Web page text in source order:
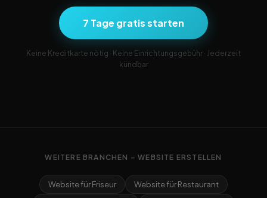
7 Tage gratis starten
Keine Kreditkarte nötig · Keine Einrichtungsgebühr · Jederzeit
kündbar
WEITERE BRANCHEN – WEBSITE ERSTELLEN
Website für Friseur
Website für Restaurant